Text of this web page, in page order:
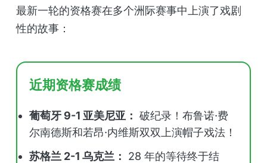
最新一轮的资格赛在多个洲际赛事中上演了戏剧
性的故事：
近期资格赛成绩
葡萄牙 9-1 亚美尼亚： 破纪录！布鲁诺·费
尔南德斯和若昂·内维斯双双上演帽子戏法！
苏格兰 2-1 乌克兰：
28 年的等待终于结